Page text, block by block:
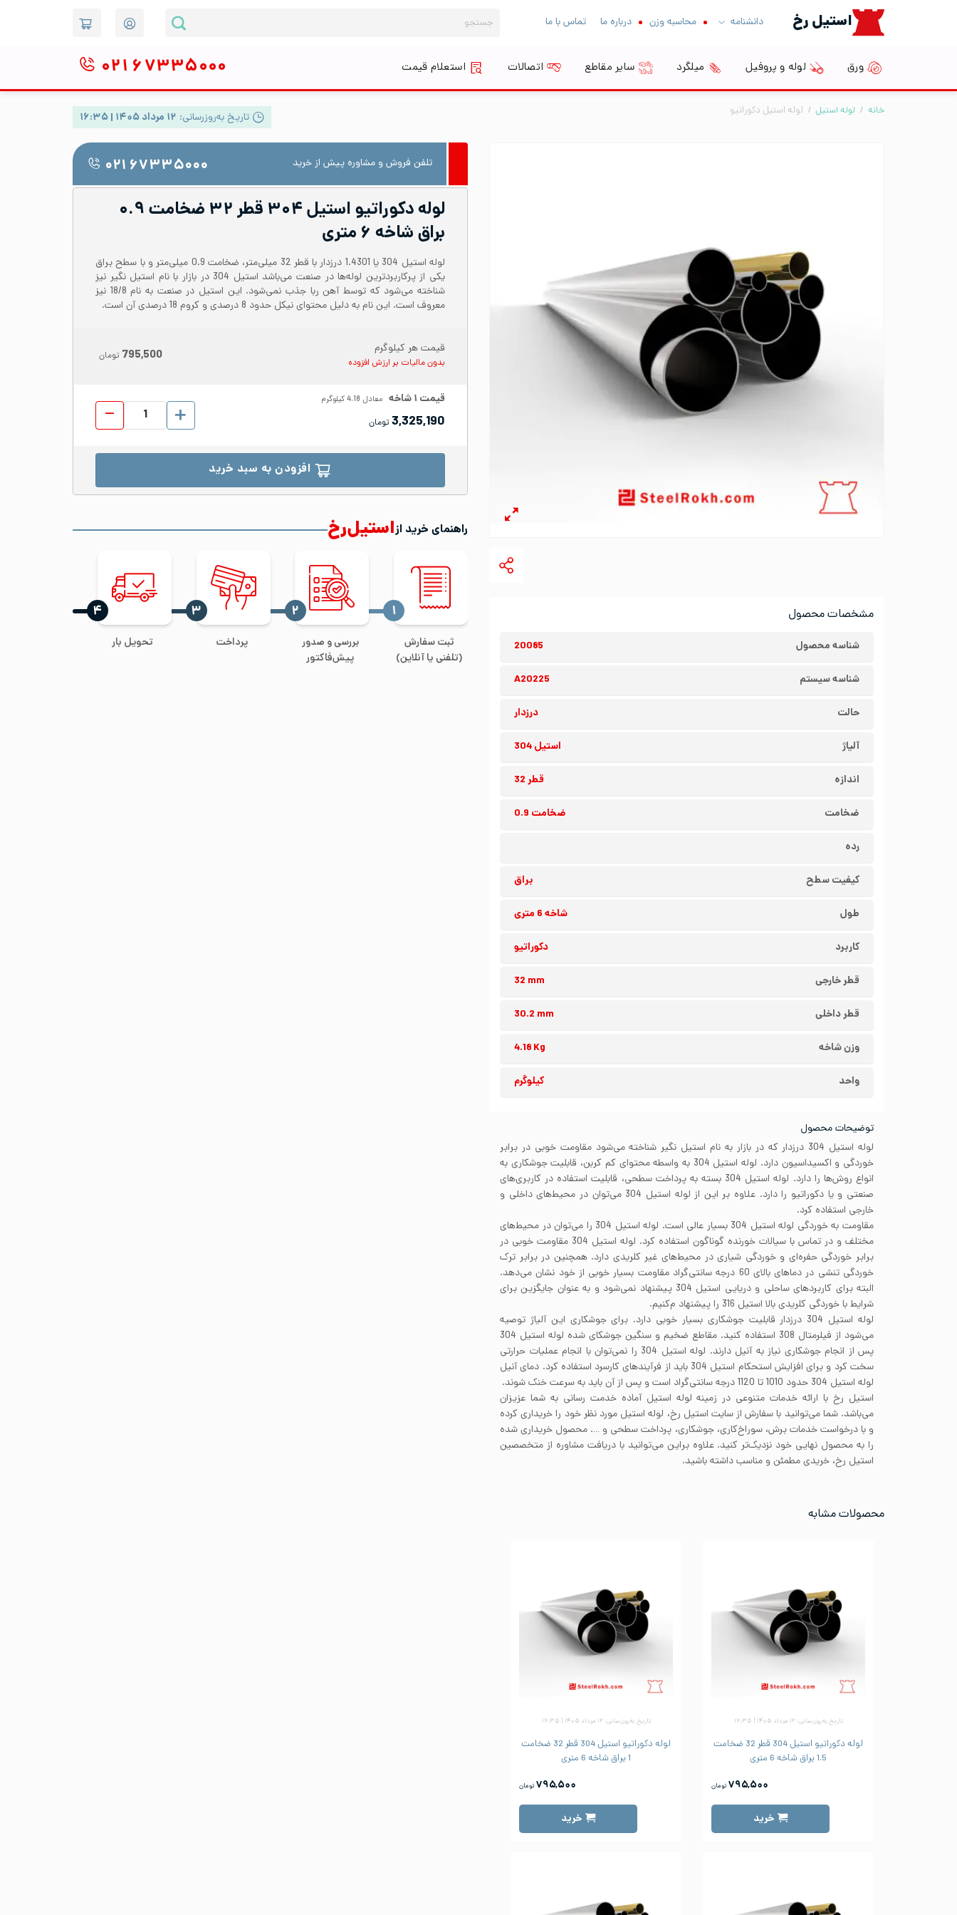
استیل رخ دانشنامه محاسبه وزن درباره ما تماس با ما
برای:
ورق لوله و پروفیل میلگرد سایر مقاطع اتصالات استعلام قیمت ۰۲۱ ۶۷۳۳۵۰۰۰
خانه / لوله استیل / لوله استیل دکوراتیو تاریخ به‌روزرسانی: ۱۲ مرداد ۱۴۰۵ | ۱۶:۳۵
مشخصات محصول
شناسه محصول 20085
شناسه سیستم A20225
حالت درزدار
آلیاژ استیل 304
اندازه قطر 32
ضخامت ضخامت 0.9
رده
کیفیت سطح براق
طول شاخه 6 متری
کاربرد دکوراتیو
قطر خارجی 32 mm
قطر داخلی 30.2 mm
وزن شاخه 4.18 Kg
واحد کیلوگرم
توضیحات محصول
لوله استیل 304 درزدار که در بازار به نام استیل نگیر شناخته می‌شود مقاومت خوبی در برابر
خوردگی و اکسیداسیون دارد. لوله استیل 304 به واسطه محتوای کم کربن، قابلیت جوشکاری به
انواع روش‌ها را دارد. لوله استیل 304 بسته به پرداخت سطحی، قابلیت استفاده در کاربری‌های
صنعتی و یا دکوراتیو را دارد. علاوه بر این از لوله استیل 304 می‌توان در محیط‌های داخلی و
خارجی استفاده کرد.
مقاومت به خوردگی لوله استیل 304 بسیار عالی است. لوله استیل 304 را می‌توان در محیط‌های
مختلف و در تماس با سیالات خورنده گوناگون استفاده کرد. لوله استیل 304 مقاومت خوبی در
برابر خوردگی حفره‌ای و خوردگی شیاری در محیط‌های غیر کلریدی دارد. همچنین در برابر ترک
خوردگی تنشی در دماهای بالای 60 درجه سانتی‌گراد مقاومت بسیار خوبی از خود نشان می‌دهد.
البته برای کاربردهای ساحلی و دریایی استیل 304 پیشنهاد نمی‌شود و به عنوان جایگزین برای
شرایط با خوردگی کلریدی بالا استیل 316 را پیشنهاد م‌کنیم.
لوله استیل 304 درزدار قابلیت جوشکاری بسیار خوبی دارد. برای جوشکاری این آلیاژ توصیه
می‌شود از فیلرمتال 308 استفاده کنید. مقاطع ضخیم و سنگین جوشکای شده لوله استیل 304
پس از انجام جوشکاری نیاز به آنیل دارند. لوله استیل 304 را نمی‌توان با انجام عملیات حرارتی
سخت کرد و برای افزایش استحکام استیل 304 باید از فرآیندهای کارسرد استفاده کرد. دمای آنیل
لوله استیل 304 حدود 1010 تا 1120 درجه سانتی‌گراد است و پس از آن باید به سرعت خنک شوند.
استیل رخ با ارائه خدمات متنوعی در زمینه لوله استیل آماده خدمت رسانی به شما عزیزان
می‌باشد. شما می‌توانید با سفارش از سایت استیل رخ، لوله استیل مورد نظر خود را خریداری کرده
و با درخواست خدمات برش، سوراخ‌کاری، جوشکاری، پرداخت سطحی و …. محصول خریداری شده
را به محصول نهایی خود نزدیک‌تر کنید. علاوه براین می‌توانید با دریافت مشاوره از متخصصین
استیل رخ، خریدی مطمئن و مناسب داشته باشید.
محصولات مشابه
تاریخ به‌روزرسانی: ۱۲ مرداد ۱۴۰۵ | ۱۶:۳۵
لوله دکوراتیو استیل 304 قطر 32 ضخامت
1.5 براق شاخه 6 متری
۷۹۵,۵۰۰ تومان
خرید
تاریخ به‌روزرسانی: ۱۲ مرداد ۱۴۰۵ | ۱۶:۳۵
لوله دکوراتیو استیل 304 قطر 32 ضخامت
1 براق شاخه 6 متری
۷۹۵,۵۰۰ تومان
خرید
تلفن فروش و مشاوره پیش از خرید ۰۲۱ ۶۷۳۳۵۰۰۰
لوله دکوراتیو استیل ۳۰۴ قطر ۳۲ ضخامت ۰.۹
براق شاخه ۶ متری
لوله استیل 304 یا 1.4301 درزدار با قطر 32 میلی‌متر، ضخامت 0.9 میلی‌متر و با سطح براق
یکی از پرکاربردترین لوله‌ها در صنعت می‌باشد‌ استیل 304 در بازار با نام استیل نگیر نیز
شناخته می‌شود که توسط آهن ربا جذب نمی‌شود. این استیل در صنعت به نام 18/8 نیز
معروف است. این نام به دلیل محتوای نیکل حدود 8 درصدی و کروم 18 درصدی آن است.
قیمت هر کیلوگرم
بدون مالیات بر ارزش افزوده 795,500 تومان
قیمت ۱شاخه معادل 4.18کیلوگرم
3,325,190تومان
لوله دکوراتیو استیل 304 قطر 32 ضخامت 0.9 براق شاخه 6 متری عدد
افزودن به سبد خرید
راهنمای خرید ازاستیل‌رخ
ثبت سفارش
(تلفنی یا آنلاین)
‍۱
بررسی و صدور
پیش‌فاکتور
‍۲
پرداخت
‍۳
تحویل بار
‍۴